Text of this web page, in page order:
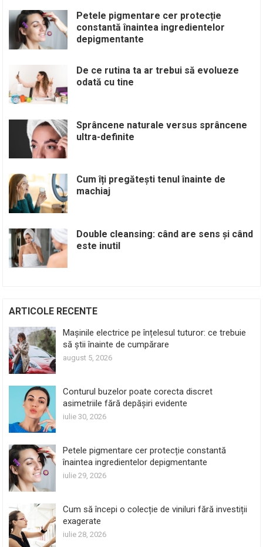
Petele pigmentare cer protecție
constantă înaintea ingredientelor
depigmentante
De ce rutina ta ar trebui să evolueze
odată cu tine
Sprâncene naturale versus sprâncene
ultra-definite
Cum îți pregătești tenul înainte de
machiaj
Double cleansing: când are sens și când
este inutil
ARTICOLE RECENTE
Mașinile electrice pe înțelesul tuturor: ce trebuie
să știi înainte de cumpărare
august 5, 2026
Conturul buzelor poate corecta discret
asimetriile fără depășiri evidente
iulie 30, 2026
Petele pigmentare cer protecție constantă
înaintea ingredientelor depigmentante
iulie 29, 2026
Cum să începi o colecție de viniluri fără investiții
exagerate
iulie 28, 2026